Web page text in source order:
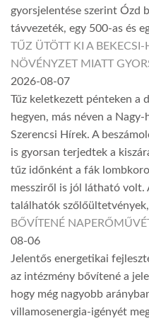
gyorsjelentése szerint Ózd
távvezeték, egy 500-as és
TŰZ ÜTÖTT KI A BEKECSI-
NÖVÉNYZET MIATT
2026-08-07
Tűz keletkezett pénteken a
hegyen, más néven a
Szerencsi Hírek. A
is gyorsan terjedtek a
tűz időnként a fák
messziről is jól látható volt.
találhatók
BŐVÍTENÉ
08-06
Jelentős energetikai
az intézmény bővítené a
hogy még nagyobb
villamosenergia-igényét